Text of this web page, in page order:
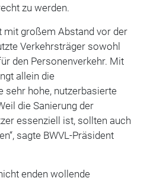
zu werden.
mit großem Abstand vor der
Verkehrsträger sowohl
den Personenverkehr. Mit
allein die
hohe, nutzerbasierte
die Sanierung der
essenziell ist, sollten auch
sagte BWVL-Präsident
enden wollende